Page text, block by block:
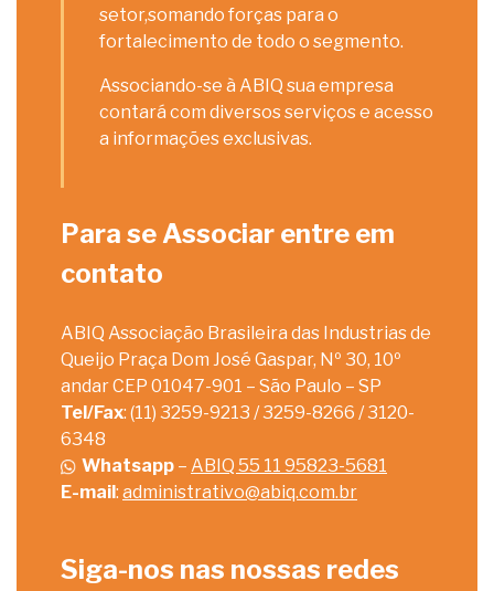
setor,somando forças para o
fortalecimento de todo o segmento.
Associando-se à ABIQ sua empresa
contará com diversos serviços e acesso
a informações exclusivas.
Para se Associar entre em
contato
ABIQ Associação Brasileira das Industrias de
Queijo Praça Dom José Gaspar, Nº 30, 10º
andar CEP 01047-901 – São Paulo – SP
Tel/Fax: (11) 3259-9213 / 3259-8266 / 3120-
6348
Whatsapp – ABIQ 55 11 95823-5681
E-mail: administrativo@abiq.com.br
Siga-nos nas nossas redes